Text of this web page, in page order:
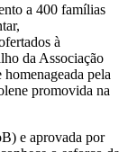
a 400 famílias
à
da Associação
pela
promovida na
e aprovada por